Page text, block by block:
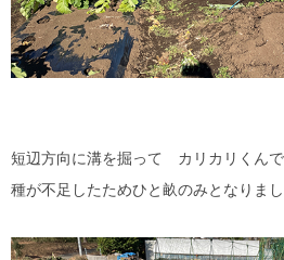
短辺方向に溝を掘って カリカリくん
種が不足したためひと畝のみとなりま